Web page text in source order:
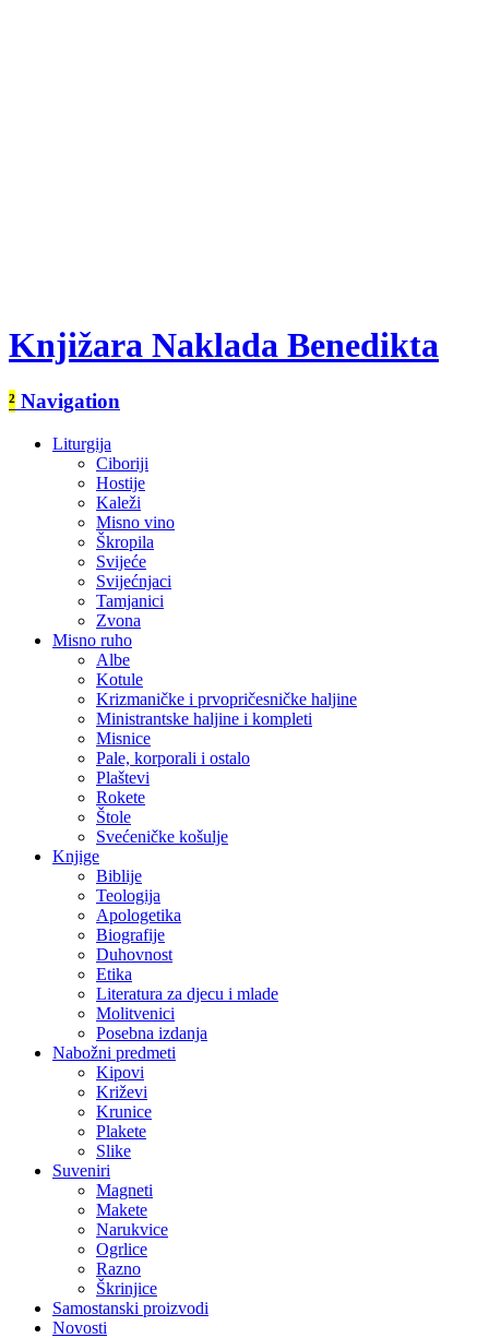
Knjižara Naklada Benedikta
² Navigation
Liturgija
Ciboriji
Hostije
Kaleži
Misno vino
Škropila
Svijeće
Svijećnjaci
Tamjanici
Zvona
Misno ruho
Albe
Kotule
Krizmaničke i prvopričesničke haljine
Ministrantske haljine i kompleti
Misnice
Pale, korporali i ostalo
Plaštevi
Rokete
Štole
Svećeničke košulje
Knjige
Biblije
Teologija
Apologetika
Biografije
Duhovnost
Etika
Literatura za djecu i mlade
Molitvenici
Posebna izdanja
Nabožni predmeti
Kipovi
Križevi
Krunice
Plakete
Slike
Suveniri
Magneti
Makete
Narukvice
Ogrlice
Razno
Škrinjice
Samostanski proizvodi
Novosti